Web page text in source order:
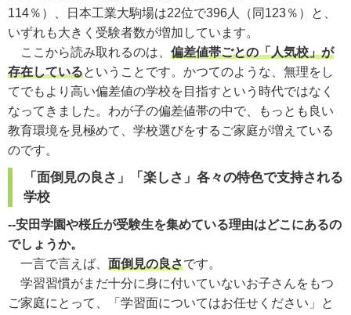
114％）、日本工業大駒場は22位で396人（同123％）と、
いずれも大きく受験者数が増加しています。
ここから読み取れるのは、 偏差値帯ごとの「人気校」が
存在しているということです。かつてのような、無理をし
てでもより高い偏差値の学校を目指すという時代ではなく
なってきました。わが子の偏差値帯の中で、もっとも良い
教育環境を見極めて、学校選びをするご家庭が増えている
のです。
「面倒見の良さ」「楽しさ」各々の特色で支持される
学校
--安田学園や桜丘が受験生を集めている理由はどこにあるの
でしょうか。
一言で言えば、 面倒見の良さです。
学習習慣がまだ十分に身に付いていないお子さんをもつ
ご家庭にとって、「学習面についてはお任せください」と